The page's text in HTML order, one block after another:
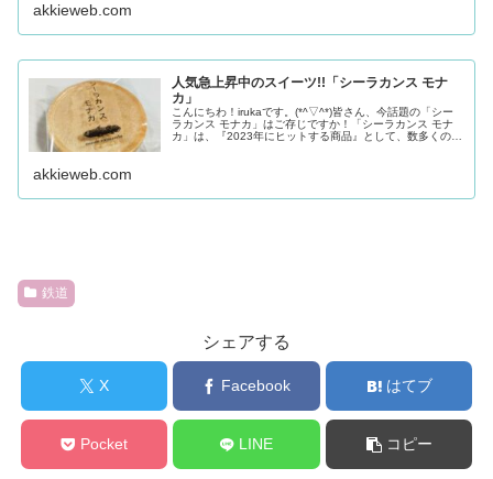
akkieweb.com
人気急上昇中のスイーツ!!「シーラカンス モナ
カ」
こんにちわ！irukaです。(*^▽^*)皆さん、今話題の「シー
ラカンス モナカ」はご存じですか！「シーラカンス モナ
カ」は、『2023年にヒットする商品』として、数多くのメ
akkieweb.com
鉄道
シェアする
X Facebook はてブ
Pocket LINE コピー